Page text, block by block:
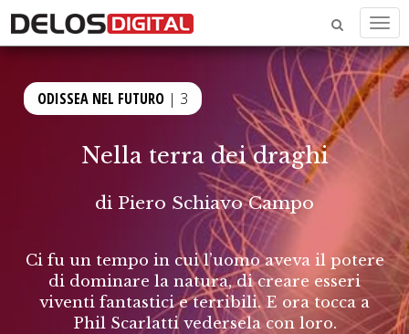
ODISSEA NEL FUTURO | 3
Nella terra dei draghi
di Piero Schiavo Campo
Ci fu un tempo in cui l’uomo aveva il potere
di dominare la natura, di creare esseri
viventi fantastici e terribili. E ora tocca a
Phil Scarlatti vedersela con loro.